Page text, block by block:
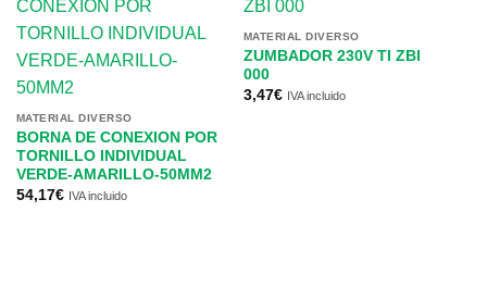
MATERIAL DIVERSO
BORNA DE CONEXION POR
TORNILLO INDIVIDUAL
VERDE-AMARILLO-50MM2
54,17€ IVA incluido
MATERIAL DIVERSO
ZUMBADOR 230V TI ZBI
000
3,47€ IVA incluido